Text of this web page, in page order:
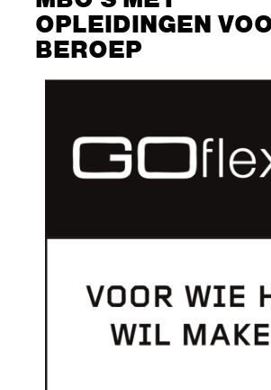
OPLEIDINGEN
BEROEP